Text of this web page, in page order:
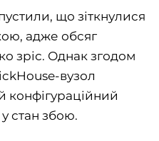
що зіткнулися
адже обсяг
зріс. Однак згодом
вузол
конфігураційний
стан збою.